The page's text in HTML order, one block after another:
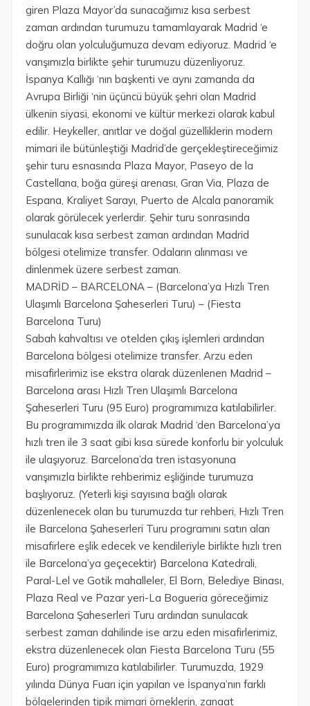
giren Plaza Mayor’da sunacağımız kısa serbest
zaman ardından turumuzu tamamlayarak Madrid ‘e
doğru olan yolculuğumuza devam ediyoruz. Madrid ‘e
varışımızla birlikte şehir turumuzu düzenliyoruz.
İspanya Kallığı ‘nın başkenti ve aynı zamanda da
Avrupa Birliği ‘nin üçüncü büyük şehri olan Madrid
ülkenin siyasi, ekonomi ve kültür merkezi olarak kabul
edilir. Heykeller, anıtlar ve doğal güzelliklerin modern
mimari ile bütünleştiği Madrid’de gerçekleştireceğimiz
şehir turu esnasında Plaza Mayor, Paseyo de la
Castellana, boğa güreşi arenası, Gran Via, Plaza de
Espana, Kraliyet Sarayı, Puerto de Alcala panoramik
olarak görülecek yerlerdir. Şehir turu sonrasında
sunulacak kısa serbest zaman ardından Madrid
bölgesi otelimize transfer. Odaların alınması ve
dinlenmek üzere serbest zaman.
MADRİD – BARCELONA – (Barcelona’ya Hızlı Tren
Ulaşımlı Barcelona Şaheserleri Turu) – (Fiesta
Barcelona Turu)
Sabah kahvaltısı ve otelden çıkış işlemleri ardından
Barcelona bölgesi otelimize transfer. Arzu eden
misafirlerimiz ise ekstra olarak düzenlenen Madrid –
Barcelona arası Hızlı Tren Ulaşımlı Barcelona
Şaheserleri Turu (95 Euro) programımıza katılabilirler.
Bu programımızda ilk olarak Madrid ‘den Barcelona’ya
hızlı tren ile 3 saat gibi kısa sürede konforlu bir yolculuk
ile ulaşıyoruz. Barcelona’da tren istasyonuna
varışımızla birlikte rehberimiz eşliğinde turumuza
başlıyoruz. (Yeterli kişi sayısına bağlı olarak
düzenlenecek olan bu turumuzda tur rehberi, Hızlı Tren
ile Barcelona Şaheserleri Turu programını satın alan
misafirlere eşlik edecek ve kendileriyle birlikte hızlı tren
ile Barcelona’ya geçecektir) Barcelona Katedrali,
Paral-Lel ve Gotik mahalleler, El Born, Belediye Binası,
Plaza Real ve Pazar yeri-La Bogueria göreceğimiz
Barcelona Şaheserleri Turu ardından sunulacak
serbest zaman dahilinde ise arzu eden misafirlerimiz,
ekstra düzenlenecek olan Fiesta Barcelona Turu (55
Euro) programımıza katılabilirler. Turumuzda, 1929
yılında Dünya Fuarı için yapılan ve İspanya’nın farklı
bölgelerinden tipik mimari örneklerin, zanaat